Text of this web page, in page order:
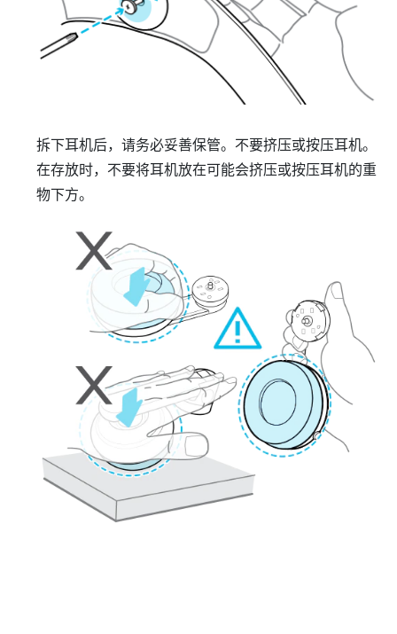
拆下耳机后，请务必妥善保管。不要挤压或按压耳机。
在存放时，不要将耳机放在可能会挤压或按压耳机的重
物下方。